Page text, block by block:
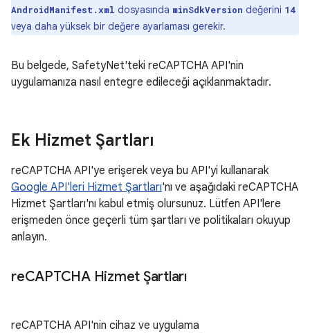
AndroidManifest.xml dosyasında minSdkVersion değerini 14
veya daha yüksek bir değere ayarlaması gerekir.
Bu belgede, SafetyNet'teki reCAPTCHA API'nin
uygulamanıza nasıl entegre edileceği açıklanmaktadır.
Ek Hizmet Şartları
reCAPTCHA API'ye erişerek veya bu API'yi kullanarak
Google API'leri Hizmet Şartları'nı ve aşağıdaki reCAPTCHA
Hizmet Şartları'nı kabul etmiş olursunuz. Lütfen API'lere
erişmeden önce geçerli tüm şartları ve politikaları okuyup
anlayın.
reCAPTCHA Hizmet Şartları
reCAPTCHA API'nin cihaz ve uygulama